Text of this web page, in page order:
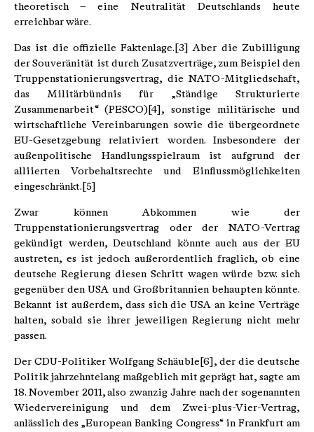
theoretisch – eine Neutralität Deutschlands heute
erreichbar wäre.
Das ist die offizielle Faktenlage.[3] Aber die Zubilligung
der Souveränität ist durch Zusatzverträge, zum Beispiel den
Truppenstationierungsvertrag, die NATO-Mitgliedschaft,
das Militärbündnis für „Ständige Strukturierte
Zusammenarbeit“ (PESCO)[4], sonstige militärische und
wirtschaftliche Vereinbarungen sowie die übergeordnete
EU-Gesetzgebung relativiert worden. Insbesondere der
außenpolitische Handlungsspielraum ist aufgrund der
alliierten Vorbehaltsrechte und Einflussmöglichkeiten
eingeschränkt.[5]
Zwar können Abkommen wie der
Truppenstationierungsvertrag oder der NATO-Vertrag
gekündigt werden, Deutschland könnte auch aus der EU
austreten, es ist jedoch außerordentlich fraglich, ob eine
deutsche Regierung diesen Schritt wagen würde bzw. sich
gegenüber den USA und Großbritannien behaupten könnte.
Bekannt ist außerdem, dass sich die USA an keine Verträge
halten, sobald sie ihrer jeweiligen Regierung nicht mehr
passen.
Der CDU-Politiker Wolfgang Schäuble[6], der die deutsche
Politik jahrzehntelang maßgeblich mit geprägt hat, sagte am
18. November 2011, also zwanzig Jahre nach der sogenannten
Wiedervereinigung und dem Zwei-plus-Vier-Vertrag,
anlässlich des „European Banking Congress“ in Frankfurt am